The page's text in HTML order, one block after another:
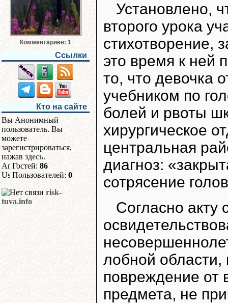
Комментариев: 1
Ссылки
Кто на сайте
Вы Анонимный
пользователь. Вы
можете
зарегистрироваться,
нажав здесь.
Гостей: 86
Пользователей: 0
risk-
tuva.info
Установлено,
второго урока
стихотворение,
это время к ней
то, что девочка
учебником по
болей и рвоты
хирургическое
центральная
диагноз:
сотрясение
Согласно акту
лобной области,
повреждение от
предмета, не